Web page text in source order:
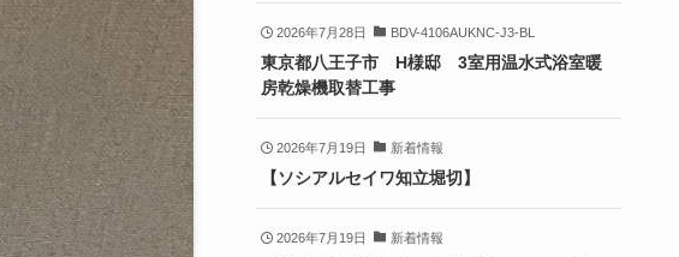
2026年7月28日 BDV-4106AUKNC-J3-BL
東京都八王子市 H様邸 3室用温水式浴室暖
房乾燥機取替工事
2026年7月19日 新着情報
【ソシアルセイワ知立堀切】
2026年7月19日 新着情報